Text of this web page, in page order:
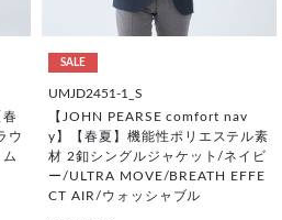
春
ウ
SALE
UMJD2451-1_S
【JOHN PEARSE comfort nav
y】【春夏】機能性ポリエステル素
材 2釦シングルジャケット/ネイビ
ー/ULTRA MOVE/BREATH EFFE
CT AIR/ウォッシャブル